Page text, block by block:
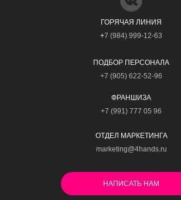
ГОРЯЧАЯ ЛИНИЯ
+7 (984) 999-12-63
+7 (905) 622-52-96
ОТДЕЛ МАРКЕТИНГА
marketing@4hands.ru
ПОДБОР ПЕРСОНАЛА
НАПИСАТЬ НАМ
ФРАНШИЗА
+7 (991) 777 05 96